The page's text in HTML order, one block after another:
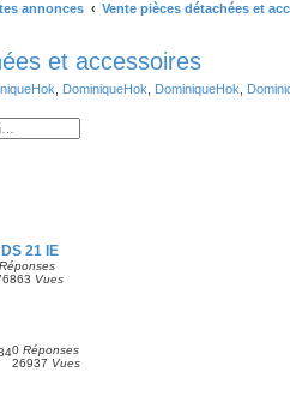
annonces Vente pièces détachées et
et accessoires
DominiqueHok DominiqueHok
21 IE
Réponses
Vues
0 Réponses
26937 Vues